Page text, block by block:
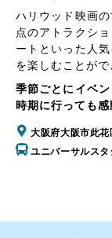
ハリウッド映画
点のアトラクシ
ートといった人
を楽しむことがで
季節ごとにイベ
時期に行っても
大阪府大阪市此花
ユニバーサルス